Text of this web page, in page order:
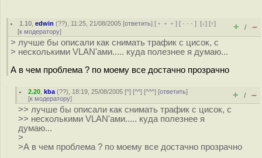
1.10 ,edwin (??), 11:25, 21/08/2005 [ответить] [ ﹢﹢﹢] [ · · ·][↓] [↑]
[к модератору] + / –
> лучше бы описали как снимать трафик с цисок, с
> несколькими VLAN'ами..... куда полезнее я думаю...
А в чем проблема ? по моему все достачно прозрачно
2.20 ,kba (??), 18:19, 25/08/2005 [^] [^^] [^^^] [ответить]
[к модератору] + / –
>> лучше бы описали как снимать трафик с цисок, с
>> несколькими VLAN'ами..... куда полезнее я
думаю...
>
>А в чем проблема ? по моему все достачно прозрачно